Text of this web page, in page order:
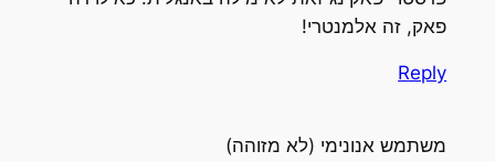
פאק, זה אלמנטרי!
Reply
משתמש אנונימי (לא מזוהה)